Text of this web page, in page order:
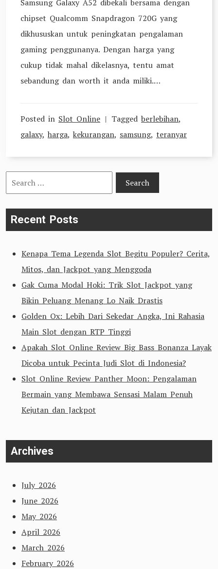
Samsung Galaxy A52 dibekali bersama dengan
chipset Qualcomm Snapdragon 720G yang
dikhususkan untuk peningkatan pengalaman
gaming penggunanya. Dengan harga yang
cukup tidak mahal dikelasnya, tentu amat
sebandung dan worth it anda miliki.…
Posted in Slot Online Tagged berlebihan,
galaxy, harga, kekurangan, samsung, teranyar
Search
for:
Recent Posts
Kenapa Tema Legenda Slot Begitu Populer? Cerita,
Mitos, dan Jackpot yang Menggoda
Gak Cuma Modal Hoki: Trik Slot Jackpot yang
Bikin Peluang Menang Lo Naik Drastis
Golden Ox: Lebih Dari Sekedar Angka, Ini Rahasia
Main Slot dengan RTP Tinggi
Apakah Slot Online Review Big Bass Bonanza Layak
Dicoba untuk Pecinta Judi Slot di Indonesia?
Slot Online Review Panther Moon: Pengalaman
Bermain yang Membawa Sensasi Malam Penuh
Kejutan dan Jackpot
Archives
July 2026
June 2026
May 2026
April 2026
March 2026
February 2026